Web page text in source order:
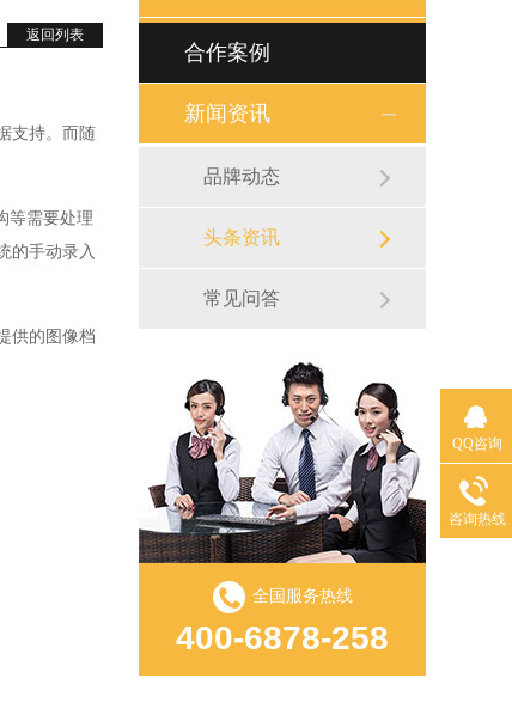
返回列表
支持。而随
等需要处理
的手动录入
供的图像档
合作案例
新闻资讯
品牌动态
头条资讯
常见问答
全国服务热线
400-6878-258
QQ咨询
咨询热线